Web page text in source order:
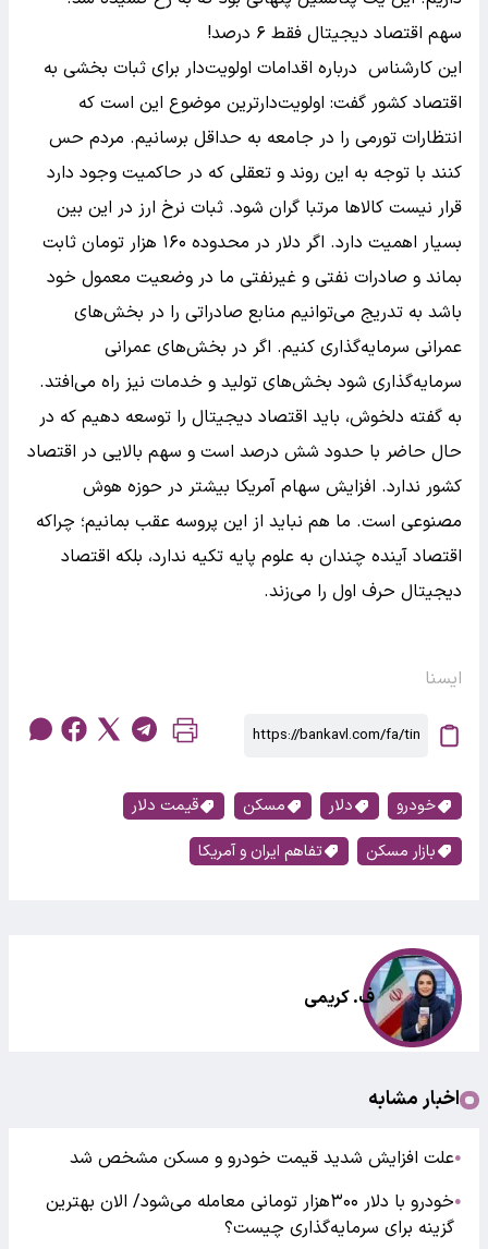
سهم اقتصاد دیجیتال فقط ۶ درصد!
این کارشناس درباره اقدامات اولویت‌دار برای ثبات بخشی به
اقتصاد کشور گفت: اولویت‌دارترین موضوع این است که
انتظارات تورمی را در جامعه به حداقل برسانیم. مردم حس
کنند با توجه به این روند و تعقلی که در حاکمیت وجود دارد
قرار نیست کالاها مرتبا گران شود. ثبات نرخ ارز در این بین
بسیار اهمیت دارد. اگر دلار در محدوده ۱۶۰ هزار تومان ثابت
بماند و صادرات نفتی و غیرنفتی ما در وضعیت معمول خود
باشد به تدریج می‌توانیم منابع صادراتی را در بخش‌های
عمرانی سرمایه‌گذاری کنیم. اگر در بخش‌های عمرانی
سرمایه‌گذاری شود بخش‌های تولید و خدمات نیز راه می‌افتد.
به گفته دلخوش، باید اقتصاد دیجیتال را توسعه دهیم که در
حال حاضر با حدود شش درصد است و سهم بالایی در اقتصاد
کشور ندارد. افزایش سهام آمریکا بیشتر در حوزه هوش
مصنوعی است. ما هم نباید از این پروسه عقب بمانیم؛ چراکه
اقتصاد آینده چندان به علوم پایه تکیه ندارد، بلکه اقتصاد
دیجیتال حرف اول را می‌زند.
ایسنا
خودرو دلار مسکن
قیمت دلار
بازار مسکن
تفاهم ایران و آمریکا
ف. کریمی
اخبار مشابه
●علت افزایش شدید قیمت خودرو و مسکن مشخص شد
●
خودرو با دلار ۳۰۰هزار تومانی معامله می‌شود/ الان بهترین
گزینه برای سرمایه‌گذاری چیست؟